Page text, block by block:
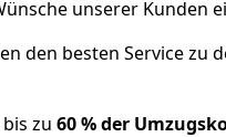
unserer Kunden
den besten Service zu
zu 60 % der